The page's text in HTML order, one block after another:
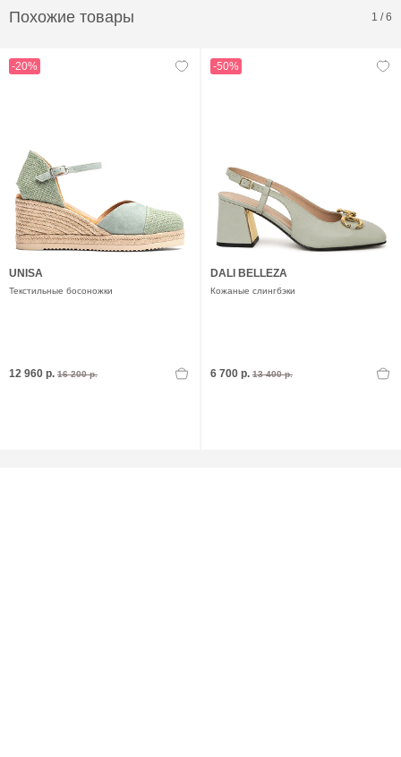
Похожие товары 1 /6
-20%
UNISA
Текстильные босоножки
12 960 р. 16 200 р.
-50%
DALI BELLEZA
Кожаные слингбэки
6 700 р. 13 400 р.